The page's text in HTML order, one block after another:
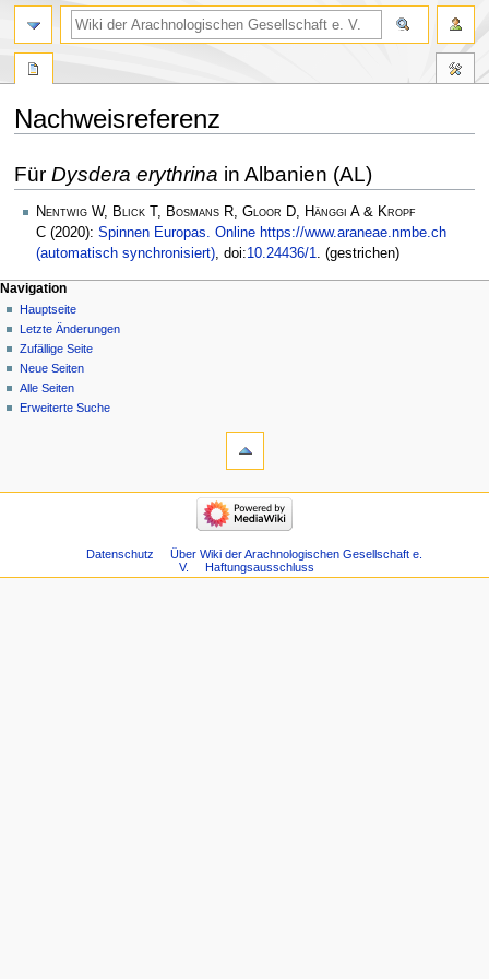
Nachweisreferenz
Navigation
springen
Suche
springen
Für Dysdera erythrina in Albanien (AL)
Nentwig W, Blick T, Bosmans R, Gloor D, Hänggi A & Kropf
C (2020): Spinnen Europas. Online https://www.araneae.nmbe.ch
(automatisch synchronisiert), doi:10.24436/1. (gestrichen)
Navigation
Hauptseite
Letzte Änderungen
Zufällige Seite
Neue Seiten
Alle Seiten
Erweiterte Suche
Datenschutz
Über Wiki der Arachnologischen Gesellschaft e.
V.
Haftungsausschluss